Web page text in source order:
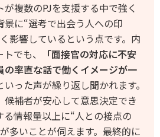
複数のPJを支援する中で強く
に“選考で出会う人への印
影響しているという点です。内
でも、
「面接官の対応に不安
の率直な話で働くイメージが一
いった声が繰り返し聞かれます。
候補者が安心して意思決定でき
る情報量以上に“人との接点の
多いことが伺えます。最終的に